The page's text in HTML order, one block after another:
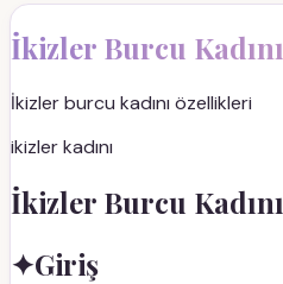
İkizler Burcu Kadını
İkizler burcu kadını özellikleri
ikizler kadını
İkizler Burcu Kadını
✦Giriş